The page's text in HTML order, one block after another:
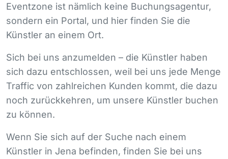
Eventzone ist nämlich keine Buchungsagentur,
sondern ein Portal, und hier finden Sie die
Künstler an einem Ort.
Sich bei uns anzumelden – die Künstler haben
sich dazu entschlossen, weil bei uns jede Menge
Traffic von zahlreichen Kunden kommt, die dazu
noch zurückkehren, um unsere Künstler buchen
zu können.
Wenn Sie sich auf der Suche nach einem
Künstler in Jena befinden, finden Sie bei uns